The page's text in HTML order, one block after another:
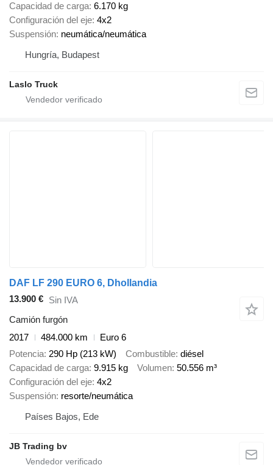
Capacidad de carga 6.170 kg
Configuración del eje 4x2
Suspensión neumática/neumática
Hungría, Budapest
Laslo Truck
DAF LF 290 EURO 6, Dhollandia
13.900 € Sin IVA
Camión furgón
2017
484.000 km
Euro 6
Potencia 290 Hp (213 kW) Combustible diésel
Capacidad de carga 9.915 kg Volumen 50.556 m³
Configuración del eje 4x2
Suspensión resorte/neumática
Países Bajos, Ede
JB Trading bv